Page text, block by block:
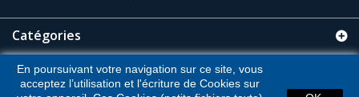
Catégories
Informations
En poursuivant votre navigation sur ce site, vous
acceptez l’utilisation et l'écriture de Cookies sur